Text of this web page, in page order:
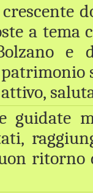
a tema
e
guidate
ritorno